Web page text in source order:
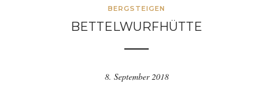
BERGSTEIGEN
BETTELWURFHÜTTE
8. September 2018